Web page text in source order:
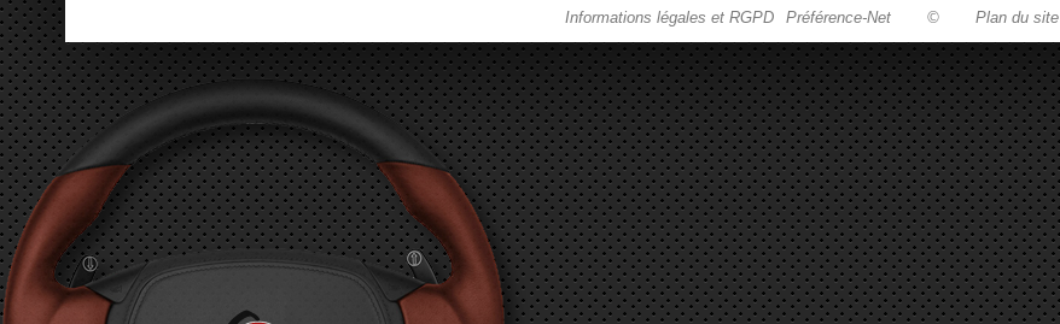
Informations légales et RGPD Préférence-Net © Plan du site
Garage automobile Reparation, entretien, carrosserie, concessionnaire Loire 42